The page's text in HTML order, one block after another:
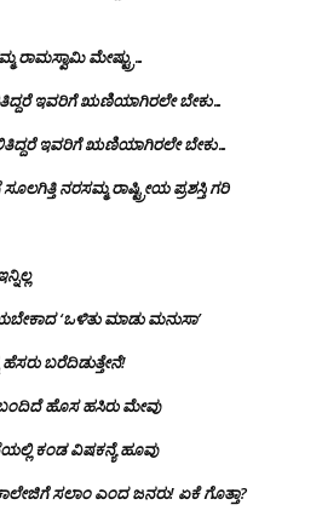
ರಾಮಸ್ವಾಮಿ ಮೇಷ್ಟ್ರು…
ಇವರಿಗೆ ಋಣಿಯಾಗಿರಲೇ ಬೇಕು…
ಇವರಿಗೆ ಋಣಿಯಾಗಿರಲೇ ಬೇಕು…
ಸೂಲಗಿತ್ತಿ ನರಸಮ್ಮ‌ ರಾಷ್ಟ್ರೀಯ ಪ್ರಶಸ್ತಿ ಗರಿ
‘ಒಳಿತು ಮಾಡು ಮನುಸಾ’
ಬರೆದಿಡುತ್ತೇನೆ!
ಹೊಸ ಹಸಿರು ಮೇವು
ಕಂಡ ವಿಷಕನ್ಯೆ ಹೂವು
ಸಲಾಂ‌ ಎಂದ ಜನರು! ಏಕೆ ಗೊತ್ತಾ?